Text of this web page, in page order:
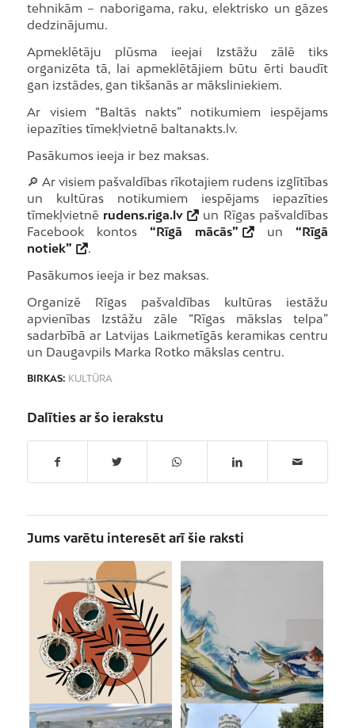
tehnikām – naborigama, raku, elektrisko un gāzes
dedzinājumu.
Apmeklētāju plūsma ieejai Izstāžu zālē tiks
organizēta tā, lai apmeklētājiem būtu ērti baudīt
gan izstādes, gan tikšanās ar māksliniekiem.
Ar visiem “Baltās nakts” notikumiem iespējams
iepazīties tīmekļvietnē baltanakts.lv.
Pasākumos ieeja ir bez maksas.
🔎 Ar visiem pašvaldības rīkotajiem rudens izglītības
un kultūras notikumiem iespējams iepazīties
tīmekļvietnē rudens.riga.lv
un Rīgas pašvaldības
Facebook kontos “Rīgā mācās” un“Rīgā
notiek”
.
Pasākumos ieeja ir bez maksas.
Organizē Rīgas pašvaldības kultūras iestāžu
apvienības Izstāžu zāle “Rīgas mākslas telpa”
sadarbībā ar Latvijas Laikmetīgās keramikas centru
un Daugavpils Marka Rotko mākslas centru.
BIRKAS: KULTŪRA
Dalīties ar šo ierakstu
Jums varētu interesēt arī šie raksti